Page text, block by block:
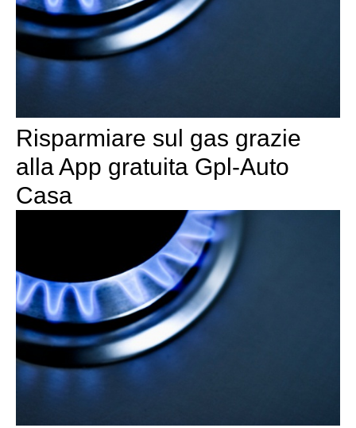
Risparmiare sul gas grazie
alla App gratuita Gpl-Auto
Casa